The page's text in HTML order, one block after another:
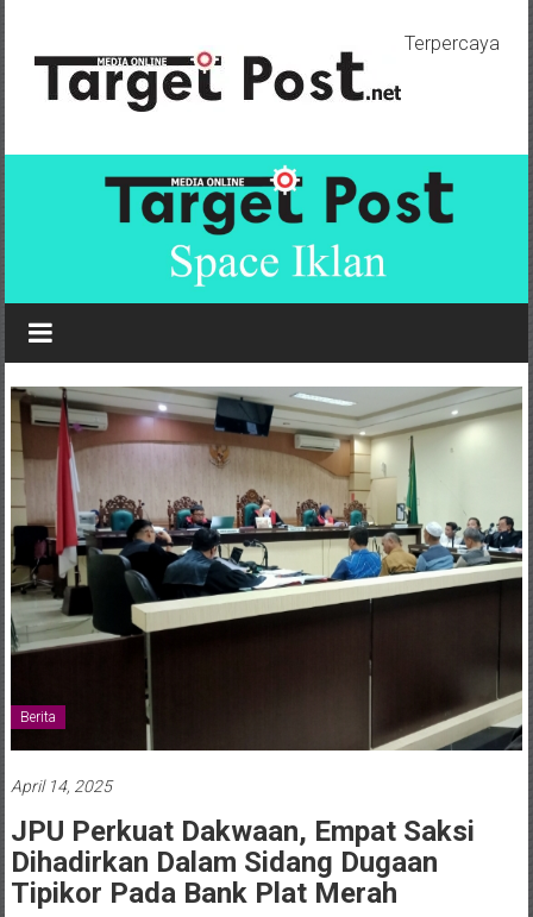
konten
Terpercaya
Berita
April 14, 2025
JPU Perkuat Dakwaan, Empat Saksi
Dihadirkan Dalam Sidang Dugaan
Tipikor Pada Bank Plat Merah